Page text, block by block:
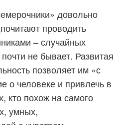
довольно
проводить
– случайных
не бывает. Развитая
позволяет им «с
о человеке и привлечь в
кто похож на самого
умных,